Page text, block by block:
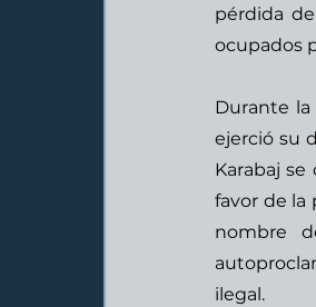
pérdida
ocupados
Durante
ejerció su
Karabaj
favor de la
nombre
ilegal.